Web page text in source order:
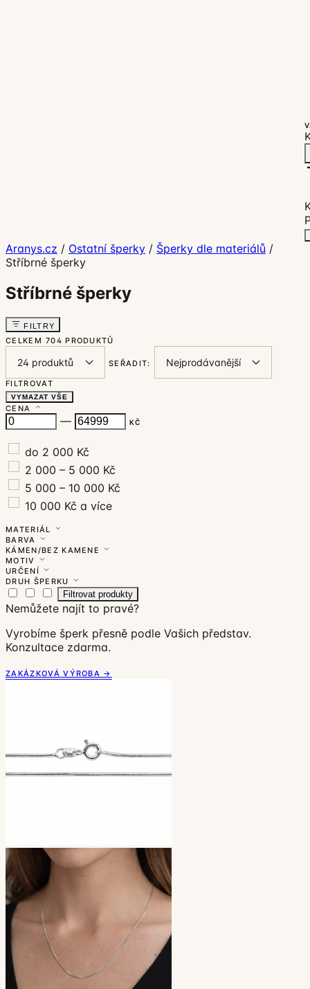
Aranys.cz / Ostatní šperky / Šperky dle materiálů /
Stříbrné šperky
Stříbrné šperky
FILTRY
CELKEM 704 PRODUKTŮ
SEŘADIT:
FILTROVAT
VYMAZAT VŠE
CENA
— KČ
do 2 000 Kč
2 000 – 5 000 Kč
5 000 – 10 000 Kč
10 000 Kč a více
MATERIÁL
BARVA
KÁMEN/BEZ KAMENE
MOTIV
URČENÍ
DRUH ŠPERKU
Filtrovat produkty
Nemůžete najít to pravé?
Vyrobíme šperk přesně podle Vašich představ.
Konzultace zdarma.
ZAKÁZKOVÁ VÝROBA →